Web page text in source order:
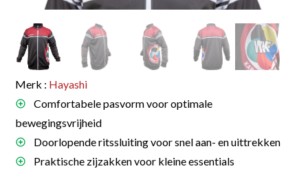
Merk : Hayashi
Comfortabele pasvorm voor optimale
bewegingsvrijheid
Doorlopende ritssluiting voor snel aan- en uittrekken
Praktische zijzakken voor kleine essentials